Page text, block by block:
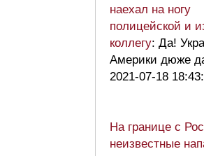
наехал на ногу
полицейской и
коллегу: Да!
Америки дюже
2021-07-18
На границе с
неизвестные